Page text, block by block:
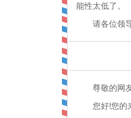
能性太低了。
请各位领
尊敬的网友
您好!您的来